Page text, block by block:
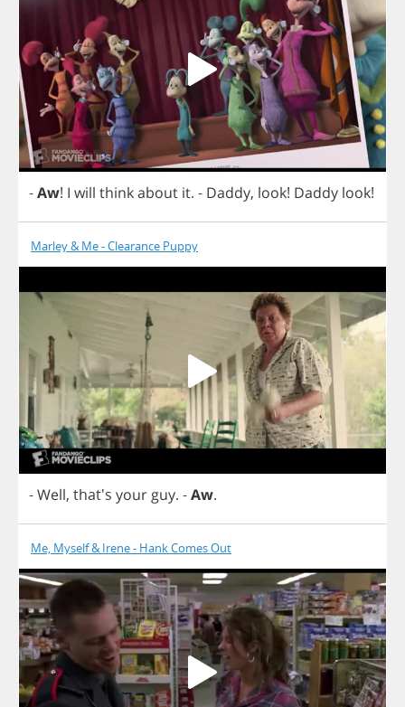
-Aw! I will thinkabout it. - Daddy, look! Daddy look!
Marley & Me - Clearance Puppy
-Well, that's your guy. -Aw.
Me, Myself & Irene - Hank Comes Out